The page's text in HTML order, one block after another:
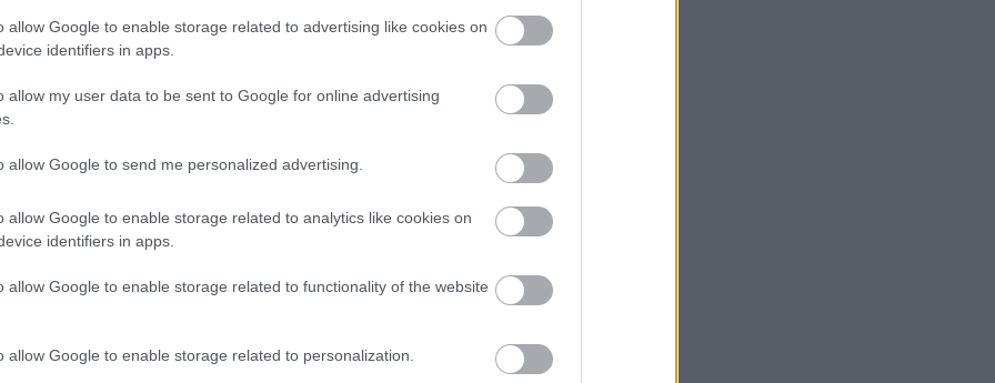
allow Google to enable storage related to advertising like cookies on
identifiers in apps.
allow my user data to be sent to Google for online advertising
allow Google to send me personalized advertising.
allow Google to enable storage related to analytics like cookies on
identifiers in apps.
allow Google to enable storage related to functionality of the website
allow Google to enable storage related to personalization.
να σχολιάσει και το μακιγιάζ της
αγαπημένης του Πρίγκιπα Harry ήταν εκείνο του